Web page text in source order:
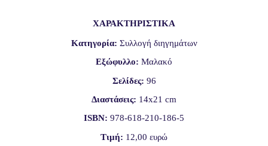
ΧΑΡΑΚΤΗΡΙΣΤΙΚΑ
Κατηγορία: Συλλογή διηγημάτων
Εξώφυλλο: Μαλακό
Σελίδες: 96
Διαστάσεις: 14x21 cm
ISBN: 978-618-210-186-5
Τιμή: 12,00 ευρώ